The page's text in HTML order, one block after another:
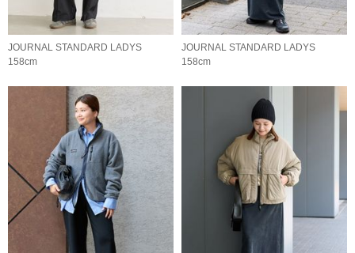
JOURNAL STANDARD LADYS
158cm
JOURNAL STANDARD LADYS
158cm